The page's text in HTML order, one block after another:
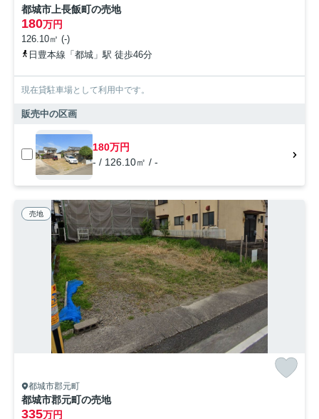
都城市上長飯町の売地
180万円
126.10㎡ (-)
日豊本線「都城」駅 徒歩46分
現在貸駐車場として利用中です。
販売中の区画
180万円
- / 126.10㎡ / -
売地
都城市郡元町
都城市郡元町の売地
335万円